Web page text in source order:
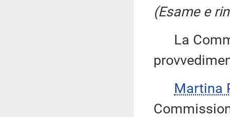
(Esame e
La
Martina